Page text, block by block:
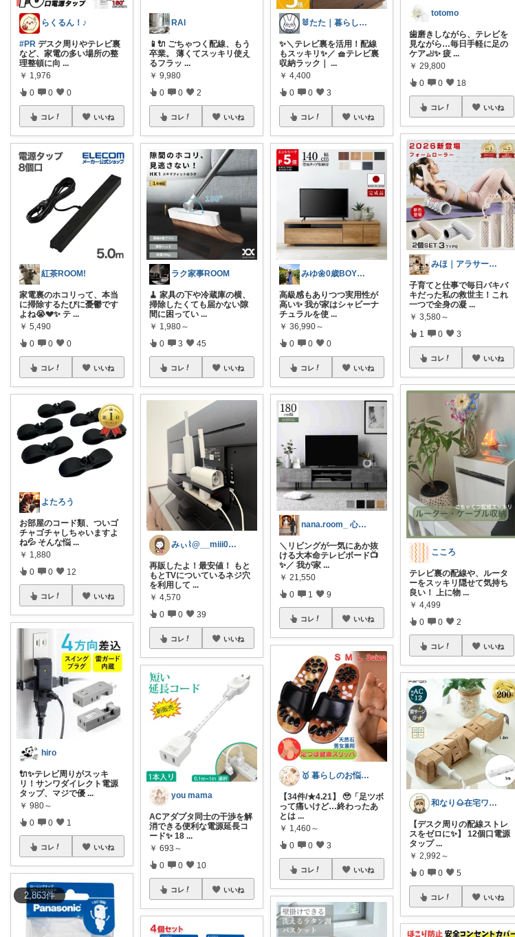
2,863件
らくるん！♪
#PR デスク周りやテレビ裏
など、家電の多い場所の整
理整頓に向 ...
￥ 1,976
0 0 0
コレ いいね
紅茶ROOM!
家電裏のホコリって、本当
に掃除するたびに憂鬱です
よね😭💔✨ テ ...
￥ 5,490
0 0 0
コレ いいね
よたろう
お部屋のコード類、ついゴ
チャゴチャしちゃいますよ
ね💦 そんな悩 ...
￥ 1,880
0 0 12
コレ いいね
hiro
🔌✨テレビ周りがスッキ
リ！サンワダイレクト電源
タップ、マジで優 ...
￥ 980～
0 0 1
コレ いいね
RAI
📱🔌 ごちゃつく配線、もう
卒業。 薄くてスッキリ使え
るフラッ ...
￥ 9,980
0 0 2
コレ いいね
ラク家事ROOM
🧹 家具の下や冷蔵庫の横、
掃除したくても届かない隙
間に困ってい ...
￥ 1,980～
0 3 45
コレ いいね
みぃ⌇@__miii0731_2ldk
再販したよ！最安値！ もと
もとTVについているネジ穴
を利用して ...
￥ 4,570
0 0 39
コレ いいね
you mama
ACアダプタ同士の干渉を解
消できる便利な電源延長コ
ード✨ 18 ...
￥ 693～
0 0 10
コレ いいね
🐰たた｜暮らしと子育て
✨＼テレビ裏を活用！配線
もスッキリ✨／ 🧺テレビ裏
収納ラック｜
...
￥ 4,400
0 0 3
コレ いいね
みゆ🌼0歳BOYママ
高級感もありつつ実用性が
高い✨ 我が家はシャビーナ
チュラルを使 ...
￥ 36,990～
0 0 0
コレ いいね
nana.room_ 心地いい暮らし
＼リビングが一気にあか抜
ける大本命テレビボード📺
✨／ 我が家 ...
￥ 21,550
0 1 9
コレ いいね
🥇 暮らしのお悩み解決図鑑
【34件/★4.21】 🥹「足ツボ
って痛いけど…終わったあ
とは ...
￥ 1,460～
0 0 3
コレ いいね
totomo
歯磨きしながら、テレビを
見ながら…毎日手軽に足の
ケア🦶✨ 疲 ...
￥ 29,800
0 0 18
コレ いいね
みほ｜アラサー主婦｜共働き｜2児育児中
子育てと仕事で毎日バキバ
キだった私の救世主！これ
一つで全身の凝 ...
￥ 3,580～
1 0 3
コレ いいね
こころ
テレビ裏の配線や、ルータ
ーをスッキリ隠せて気持ち
良い！ 上に物 ...
￥ 4,499
0 0 2
コレ いいね
和なり🌰在宅ワーク✖️便利用品
【デスク周りの配線ストレ
スをゼロに✨】 12個口電源
タップ...
￥ 2,992～
0 0 5
コレ いいね